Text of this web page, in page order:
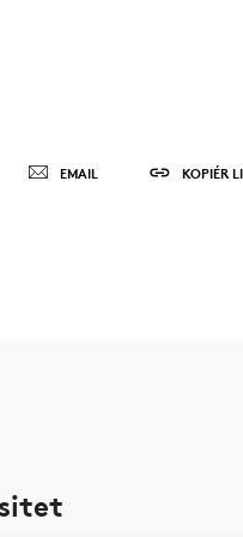
EMAIL KOPIÉR